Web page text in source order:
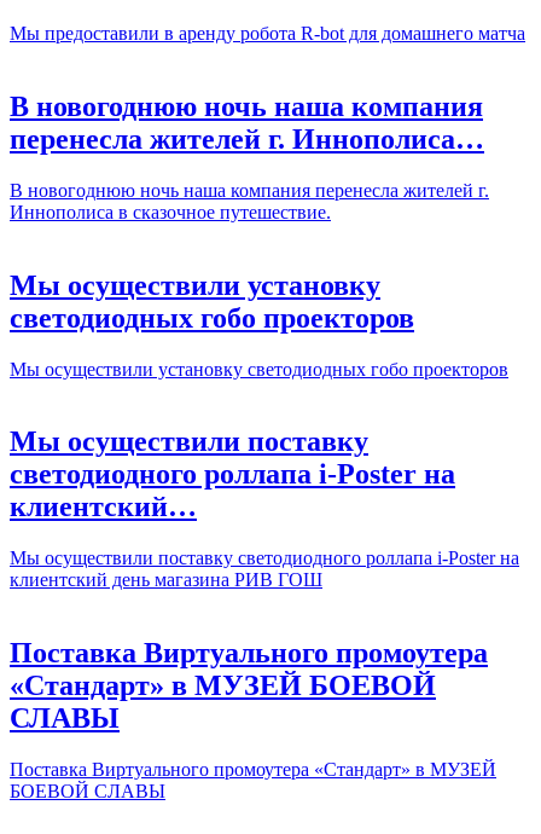
Мы предоставили в аренду робота R-bot для домашнего матча
В новогоднюю ночь наша компания
перенесла жителей г. Иннополиса…
В новогоднюю ночь наша компания перенесла жителей г.
Иннополиса в сказочное путешествие.
Мы осуществили установку
светодиодных гобо проекторов
Мы осуществили установку светодиодных гобо проекторов
Мы осуществили поставку
светодиодного роллапа i-Poster на
клиентский…
Мы осуществили поставку светодиодного роллапа i-Poster на
клиентский день магазина РИВ ГОШ
Поставка Виртуального промоутера
«Стандарт» в МУЗЕЙ БОЕВОЙ
СЛАВЫ
Поставка Виртуального промоутера «Стандарт» в МУЗЕЙ
БОЕВОЙ СЛАВЫ